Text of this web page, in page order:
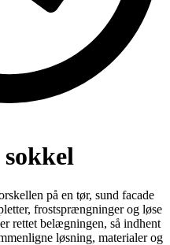
på en tør, sund facade
frostsprængninger og løse
rettet belægningen, så indhent
løsning, materialer og